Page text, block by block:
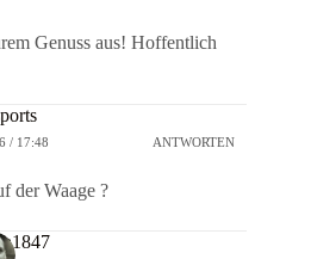
Genuss aus! Hoffentlich
/ 17:48 ANTWORTEN
der Waage ?